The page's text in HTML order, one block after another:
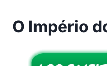
O Império